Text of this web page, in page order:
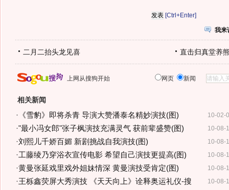
[Ctrl+Enter]
我来
二月二抬头龙见喜 直击归真堂养
上网从搜狗开始 网页 新闻
相关新闻
10-02-
· 《雪豹》即将杀青 导演大赞潘泰名精妙演技(图)
10-08-
·"最小冯女郎"张子枫演技充满灵气 获前辈盛赞(图)
10-08-
·刘熙儿千娇百媚 新剧挑战自我演技(图)
10-08-
·工藤绫乃穿浴衣宣传电影 希望自己演技更提高(图)
10-08-
·黄曼张延戏里戏外姐妹情深 黄曼演技受肯定(图)
10-08-
·王栎鑫荧屏大秀演技 《天天向上》诠释奥运礼仪-搜